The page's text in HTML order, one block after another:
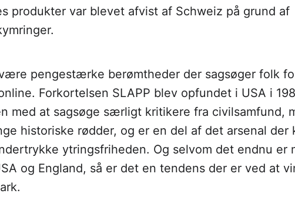
produkter var blevet afvist af Schweiz på grund af
pengestærke berømtheder der sagsøger folk
Forkortelsen SLAPP blev opfundet i USA i
med at sagsøge særligt kritikere fra civilsamfund,
historiske rødder, og er en del af det arsenal der
ytringsfriheden. Og selvom det endnu er
og England, så er det en tendens der er ved at